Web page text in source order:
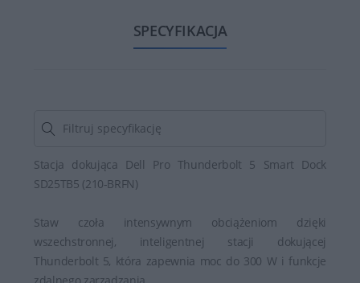
SPECYFIKACJA
Stacja dokująca Dell Pro Thunderbolt 5 Smart Dock
SD25TB5 (210-BRFN)
Staw czoła intensywnym obciążeniom dzięki
wszechstronnej, inteligentnej stacji dokującej
Thunderbolt 5, która zapewnia moc do 300 W i funkcje
zdalnego zarządzania.